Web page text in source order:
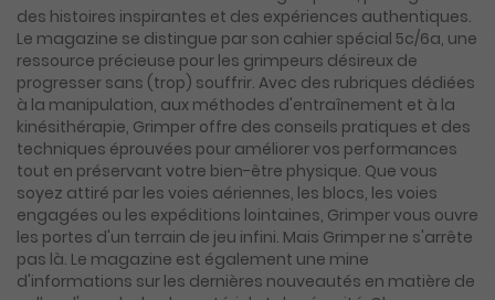
des histoires inspirantes et des expériences authentiques.
Le magazine se distingue par son cahier spécial 5c/6a, une
ressource précieuse pour les grimpeurs désireux de
progresser sans (trop) souffrir. Avec des rubriques dédiées
à la manipulation, aux méthodes d'entraînement et à la
kinésithérapie, Grimper offre des conseils pratiques et des
techniques éprouvées pour améliorer vos performances
tout en préservant votre bien-être physique. Que vous
soyez attiré par les voies aériennes, les blocs, les voies
engagées ou les expéditions lointaines, Grimper vous ouvre
les portes d'un terrain de jeu infini. Mais Grimper ne s'arrête
pas là. Le magazine est également une mine
d'informations sur les dernières nouveautés en matière de